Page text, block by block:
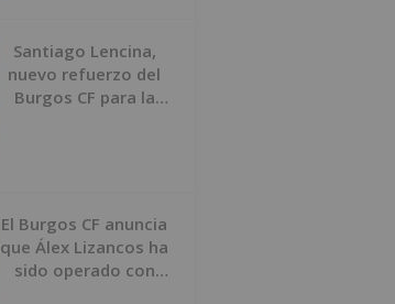
Santiago Lencina,
nuevo refuerzo del
Burgos CF para la
El Burgos CF anuncia
que Álex Lizancos ha
sido operado con